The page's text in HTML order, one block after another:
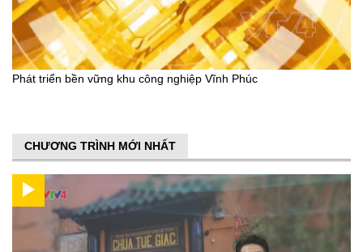
Phát triển bền vững khu công nghiệp Vĩnh Phúc
CHƯƠNG TRÌNH MỚI NHẤT